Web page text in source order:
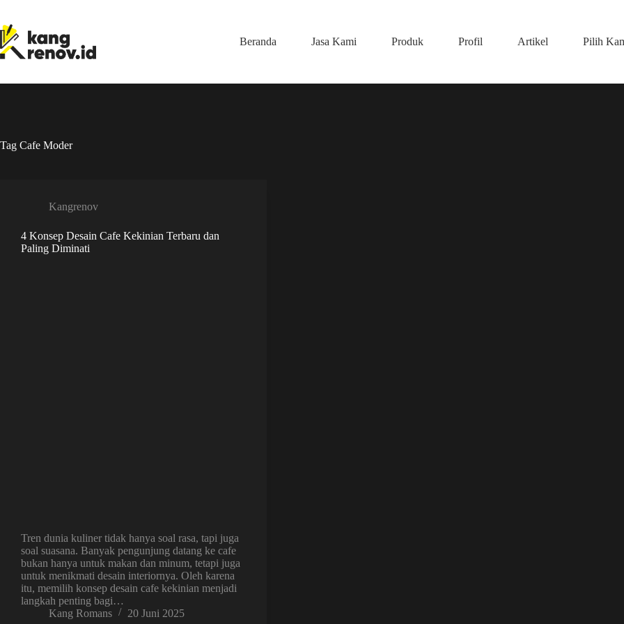
content
Beranda
Jasa Kami Produk Profil Artikel Pilih
Tag Cafe Moder
Kangrenov
4 Konsep Desain Cafe Kekinian Terbaru dan
Paling Diminati
Tren dunia kuliner tidak hanya soal rasa, tapi juga
soal suasana. Banyak pengunjung datang ke cafe
bukan hanya untuk makan dan minum, tetapi juga
untuk menikmati desain interiornya. Oleh karena
itu, memilih konsep desain cafe kekinian menjadi
langkah penting bagi…
Kang Romans
20 Juni 2025